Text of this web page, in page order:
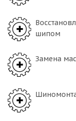
шипом
Замена